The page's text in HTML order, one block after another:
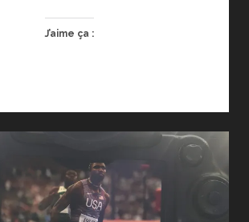
J’aime ça :